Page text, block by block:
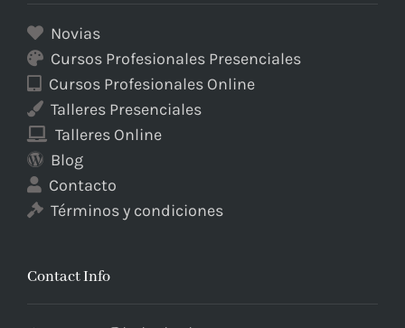
Novias
Cursos Profesionales Presenciales
Cursos Profesionales Online
Talleres Presenciales
Talleres Online
Blog
Contacto
Términos y condiciones
Contact Info